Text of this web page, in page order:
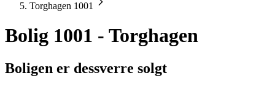
Torghagen 1001
Bolig 1001 - Torghagen
Boligen er dessverre solgt